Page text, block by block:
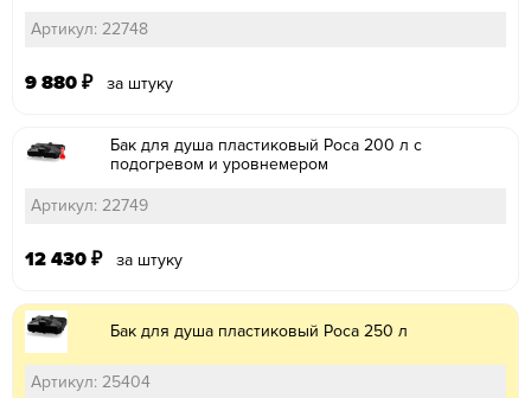
Артикул: 22748
9 880 ₽ за штуку
Бак для душа пластиковый Роса 200 л с
подогревом и уровнемером
Артикул: 22749
12 430 ₽ за штуку
Бак для душа пластиковый Роса 250 л
Артикул: 25404